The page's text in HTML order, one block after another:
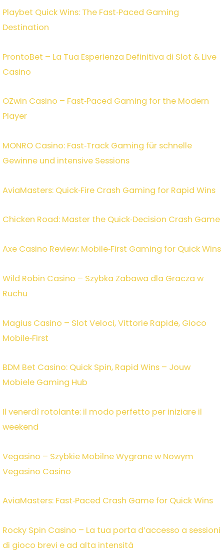
Playbet Quick Wins: The Fast‑Paced Gaming
Destination
ProntoBet – La Tua Esperienza Definitiva di Slot & Live
Casino
OZwin Casino – Fast‑Paced Gaming for the Modern
Player
MONRO Casino: Fast‑Track Gaming für schnelle
Gewinne und intensive Sessions
AviaMasters: Quick‑Fire Crash Gaming for Rapid Wins
Chicken Road: Master the Quick‑Decision Crash Game
Axe Casino Review: Mobile‑First Gaming for Quick Wins
Wild Robin Casino – Szybka Zabawa dla Gracza w
Ruchu
Magius Casino – Slot Veloci, Vittorie Rapide, Gioco
Mobile‑First
BDM Bet Casino: Quick Spin, Rapid Wins – Jouw
Mobiele Gaming Hub
Il venerdì rotolante: il modo perfetto per iniziare il
weekend
Vegasino – Szybkie Mobilne Wygrane w Nowym
Vegasino Casino
AviaMasters: Fast‑Paced Crash Game for Quick Wins
Rocky Spin Casino – La tua porta d’accesso a sessioni
di gioco brevi e ad alta intensità